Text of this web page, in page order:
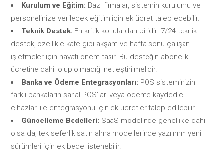
Kurulum ve Eğitim: Bazı firmalar, sistemin kurulumu ve
personelinize verilecek eğitim için ek ücret talep edebilir.
Teknik Destek: En kritik konulardan biridir. 7/24 teknik
destek, özellikle kafe gibi akşam ve hafta sonu çalışan
işletmeler için hayati önem taşır. Bu desteğin abonelik
ücretine dahil olup olmadığı netleştirilmelidir.
Banka ve Ödeme Entegrasyonları: POS sisteminizin
farklı bankaların sanal POS’ları veya ödeme kaydedici
cihazları ile entegrasyonu için ek ücretler talep edilebilir.
Güncelleme Bedelleri: SaaS modelinde genellikle dahil
olsa da, tek seferlik satın alma modellerinde yazılımın yeni
sürümleri için ek bedel istenebilir.